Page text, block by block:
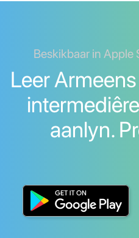
Beskikbaar in Apple
Leer
aanlyn.